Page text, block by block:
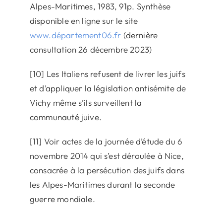
Alpes-Maritimes, 1983, 91p. Synthèse
disponible en ligne sur le site
www.département06.fr (dernière
consultation 26 décembre 2023)
[10] Les Italiens refusent de livrer les juifs
et d’appliquer la législation antisémite de
Vichy même s’ils surveillent la
communauté juive.
[11] Voir actes de la journée d’étude du 6
novembre 2014 qui s’est déroulée à Nice,
consacrée à la persécution des juifs dans
les Alpes-Maritimes durant la seconde
guerre mondiale.